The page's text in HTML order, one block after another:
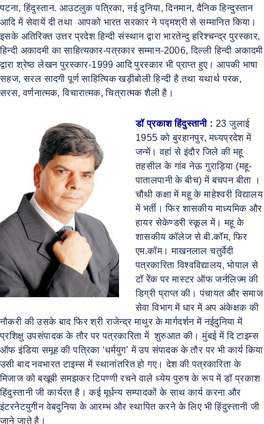
पटना, हिंदुस्तान. आउटलुक पत्रिका, नई दुनिया, दिनमान, दैनिक हिन्दुस्तान
आदि में सेवायें दी तथा आपको भारत सरकार ने पद्मश्री से सम्मानित किया।
इसके अतिरिक्त उत्तर प्रदेश हिन्दी संस्थान द्वारा भारतेन्दु हरिश्चन्द्र पुरस्कार,
हिन्दी अकादमी का साहित्यकार-पत्रकार सम्मान-2006, दिल्ली हिन्दी अकादमी
द्वारा श्रेष्ठ लेखन पुरस्कार-1999 आदि पुरस्कार भी प्राप्त हुए। आपकी भाषा
सहज, सरल सादगी पूर्ण साहित्यिक खड़ीबोली हिन्दी है तथा यथार्थ परक,
सरस, वर्णनात्मक, विचारात्मक, चित्रात्मक शैली है।
डॉ प्रकाश हिंदुस्तानी : 23 जुलाई
1955 को बुरहानपुर, मध्यप्रदेश में
जन्में। वहां से इंदौर जिले की महू
तहसील के गांव नेऊ गुराड़िया (महू-
पातालपानी के बीच) में बचपन बीता ।
चौथी कक्षा में महू के माहेश्वरी विद्यालय
में भर्ती। फिर शासकीय माध्यमिक और
हायर सेकेण्डरी स्कूल में। महू के
शासकीय कॉलेज से बी.कॉम, फिर
एम.कॉम। माखनलाल चतुर्वेदी
पत्रकारिता विश्वविद्यालय, भोपाल से
टॉ रेंक पर मास्टर ऑफ जर्नलिज्म की
डिग्री प्राप्त की। पंचायत और समाज
सेवा विभाग में धार में अप अंकेक्षक की
नौकरी की उसके बाद फिर श्री राजेन्द्र माथुर के मार्गदर्शन में नईदुनिया में
प्रशिक्षु उपसंपादक के तौर पर पत्रकारिता में शुरुआत की। मुंबई में दि टाइम्स
ऑफ इंडिया समूह की पत्रिका ‘धर्मयुग’ में उप संपादक के तौर पर भी कार्य किया
उसी बाद नवभारत टाइम्स में स्थानांतरित हो गए। देश की पत्रकारिता के
मिजाज को बखूबी समझकर टिपण्णी रचने वाले ध्येय पुरुष के रूप में डॉ प्रकाश
हिंदुस्तानी जी कार्यरत है। कई मूर्धन्य सम्पादकों के साथ कार्य करना और
इंटरनेटयुगीन वेबदुनिया के आरम्भ और स्थापित करने के लिए भी हिंदुस्तानी जी
जाने जाते है।